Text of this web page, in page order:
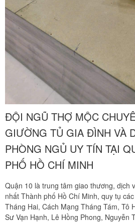
ĐỘI NGŨ THỢ MỘC
GIƯỜNG TỦ GIA ĐÌNH VÀ
PHÒNG NGỦ UY TÍN TẠI
PHỐ HỒ CHÍ MINH
Quận 10 là trung tâm giao thương, dịch
nhất Thành phố Hồ Chí Minh, quy tụ
Tháng Hai, Cách Mạng Tháng Tám, Tô
Sư Vạn Hạnh, Lê Hồng Phong, Nguyễn